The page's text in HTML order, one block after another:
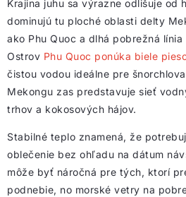
Krajina juhu sa výrazne odlišuje od
dominujú tu ploché oblasti delty
ako Phu Quoc a dlhá pobrežná
Ostrov Phu Quoc ponúka biele
čistou vodou ideálne pre
Mekongu zas predstavuje sieť
trhov a kokosových hájov.
Stabilné teplo znamená, že
oblečenie bez ohľadu na dátum
môže byť náročná pre tých, ktorí
podnebie, no morské vetry na